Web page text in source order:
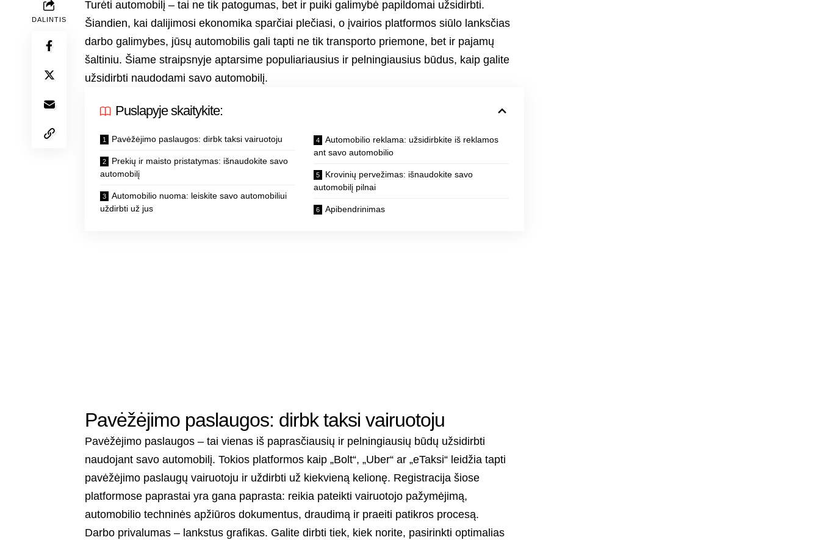
DALINTIS
Turėti automobilį – tai ne tik patogumas, bet ir puiki galimybė papildomai užsidirbti.
Šiandien, kai dalijimosi ekonomika sparčiai plečiasi, o įvairios platformos siūlo lanksčias
darbo galimybes, jūsų automobilis gali tapti ne tik transporto priemone, bet ir pajamų
šaltiniu. Šiame straipsnyje aptarsime populiariausius ir pelningiausius būdus, kaip galite
užsidirbti naudodami savo automobilį.
Puslapyje skaitykite:
Pavėžėjimo paslaugos: dirbk taksi vairuotoju
Prekių ir maisto pristatymas: išnaudokite savo
automobilį
Automobilio nuoma: leiskite savo automobiliui
uždirbti už jus
Automobilio reklama: užsidirbkite iš reklamos
ant savo automobilio
Krovinių pervežimas: išnaudokite savo
automobilį pilnai
Apibendrinimas
Pavėžėjimo paslaugos: dirbk taksi vairuotoju
Pavėžėjimo paslaugos – tai vienas iš paprasčiausių ir pelningiausių būdų užsidirbti
naudojant savo automobilį. Tokios platformos kaip „Bolt“, „Uber“ ar „eTaksi“ leidžia tapti
pavėžėjimo paslaugų vairuotoju ir uždirbti už kiekvieną kelionę. Registracija šiose
platformose paprastai yra gana paprasta: reikia pateikti vairuotojo pažymėjimą,
automobilio techninės apžiūros dokumentus, draudimą ir praeiti patikros procesą.
Darbo privalumas – lankstus grafikas. Galite dirbti tiek, kiek norite, pasirinkti optimalias